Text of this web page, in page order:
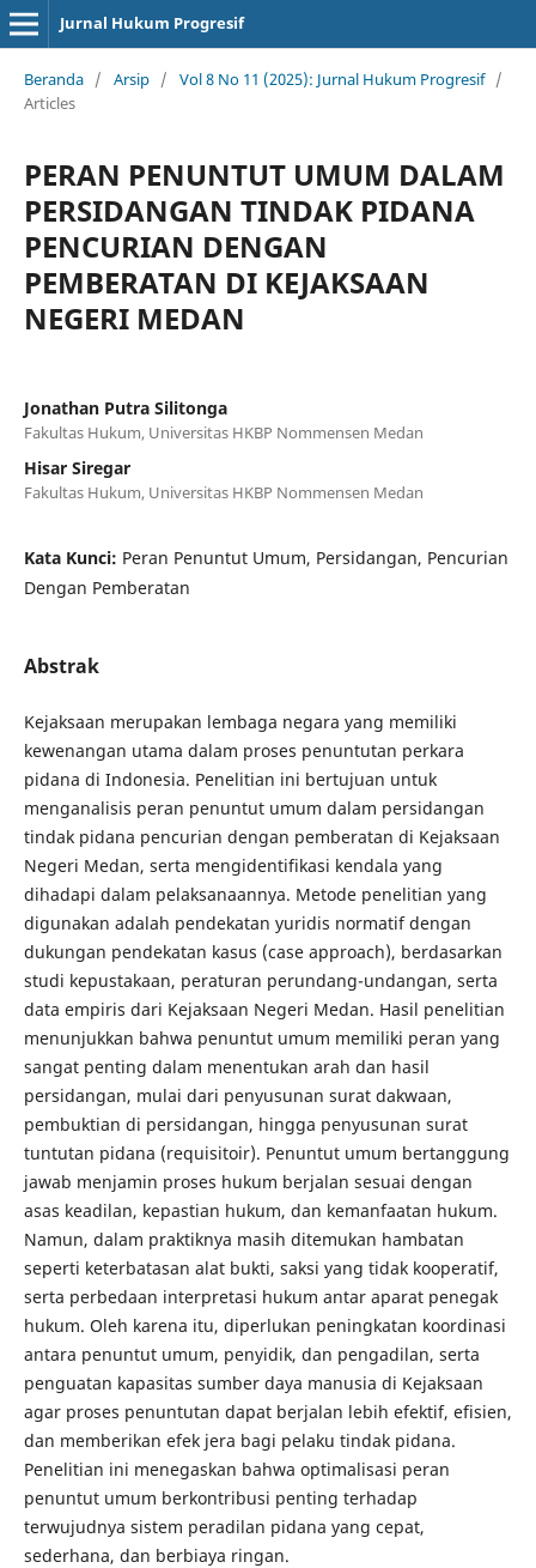
Jurnal Hukum Progresif
Beranda / Arsip / Vol 8 No 11 (2025): Jurnal Hukum Progresif /
Articles
PERAN PENUNTUT UMUM DALAM
PERSIDANGAN TINDAK PIDANA
PENCURIAN DENGAN
PEMBERATAN DI KEJAKSAAN
NEGERI MEDAN
Jonathan Putra Silitonga
Fakultas Hukum, Universitas HKBP Nommensen Medan
Hisar Siregar
Fakultas Hukum, Universitas HKBP Nommensen Medan
Kata Kunci: Peran Penuntut Umum, Persidangan, Pencurian
Dengan Pemberatan
Abstrak
Kejaksaan merupakan lembaga negara yang memiliki
kewenangan utama dalam proses penuntutan perkara
pidana di Indonesia. Penelitian ini bertujuan untuk
menganalisis peran penuntut umum dalam persidangan
tindak pidana pencurian dengan pemberatan di Kejaksaan
Negeri Medan, serta mengidentifikasi kendala yang
dihadapi dalam pelaksanaannya. Metode penelitian yang
digunakan adalah pendekatan yuridis normatif dengan
dukungan pendekatan kasus (case approach), berdasarkan
studi kepustakaan, peraturan perundang-undangan, serta
data empiris dari Kejaksaan Negeri Medan. Hasil penelitian
menunjukkan bahwa penuntut umum memiliki peran yang
sangat penting dalam menentukan arah dan hasil
persidangan, mulai dari penyusunan surat dakwaan,
pembuktian di persidangan, hingga penyusunan surat
tuntutan pidana (requisitoir). Penuntut umum bertanggung
jawab menjamin proses hukum berjalan sesuai dengan
asas keadilan, kepastian hukum, dan kemanfaatan hukum.
Namun, dalam praktiknya masih ditemukan hambatan
seperti keterbatasan alat bukti, saksi yang tidak kooperatif,
serta perbedaan interpretasi hukum antar aparat penegak
hukum. Oleh karena itu, diperlukan peningkatan koordinasi
antara penuntut umum, penyidik, dan pengadilan, serta
penguatan kapasitas sumber daya manusia di Kejaksaan
agar proses penuntutan dapat berjalan lebih efektif, efisien,
dan memberikan efek jera bagi pelaku tindak pidana.
Penelitian ini menegaskan bahwa optimalisasi peran
penuntut umum berkontribusi penting terhadap
terwujudnya sistem peradilan pidana yang cepat,
sederhana, dan berbiaya ringan.